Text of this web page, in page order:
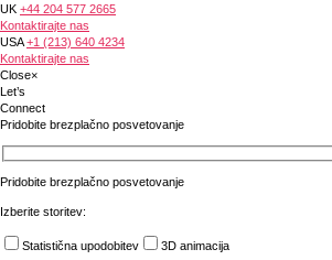
UK +44 204 577 2665
Kontaktirajte nas
USA +1 (213) 640 4234
Kontaktirajte nas
Close×
Let’s
Connect
Pridobite brezplačno posvetovanje
Pridobite brezplačno posvetovanje
Izberite storitev:
Statistična upodobitev 3D animacija